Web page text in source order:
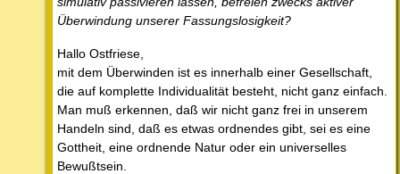
Überwindung unserer Fassungslosigkeit?
Hallo Ostfriese,
mit dem Überwinden ist es innerhalb einer Gesellschaft,
die auf komplette Individualität besteht, nicht ganz einfach.
Man muß erkennen, daß wir nicht ganz frei in unserem
Handeln sind, daß es etwas ordnendes gibt, sei es eine
Gottheit, eine ordnende Natur oder ein universelles
Bewußtsein.